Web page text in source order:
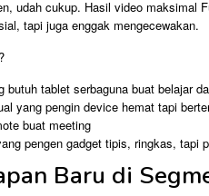
udah cukup. Hasil video maksimal
tapi juga enggak mengecewakan.
butuh tablet serbaguna buat belajar
yang pengin device hemat tapi
buat meeting
pengen gadget tipis, ringkas, tapi
Baru di